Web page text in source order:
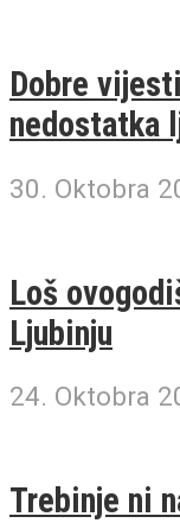
Dobre
nedostatka
30. Oktobra
Loš
Ljubinju
24. Oktobra
Trebinje ni